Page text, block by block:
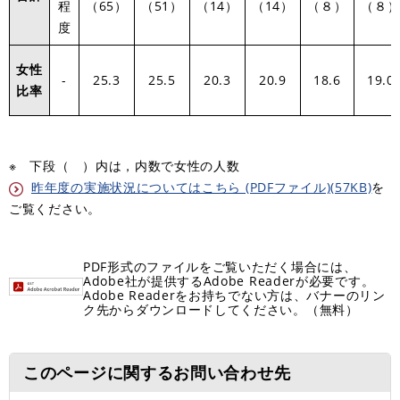
程
度
（65） （51） （14） （14） （８） （８）
女性
比率
- 25.3 25.5 20.3 20.9 18.6 19.0
※ 下段（ ）内は，内数で女性の人数
昨年度の実施状況についてはこちら (PDFファイル)(57KB)を
ご覧ください。
PDF形式のファイルをご覧いただく場合には、
Adobe社が提供するAdobe Readerが必要です。
Adobe Readerをお持ちでない方は、バナーのリン
ク先からダウンロードしてください。（無料）
このページに関するお問い合わせ先